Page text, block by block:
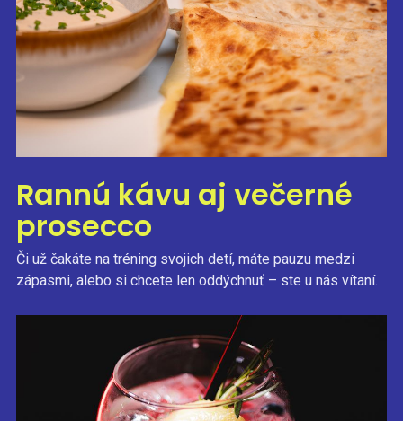
Rannú kávu aj večerné
prosecco
Či už čakáte na tréning svojich detí, máte pauzu medzi
zápasmi, alebo si chcete len oddýchnuť – ste u nás vítaní.